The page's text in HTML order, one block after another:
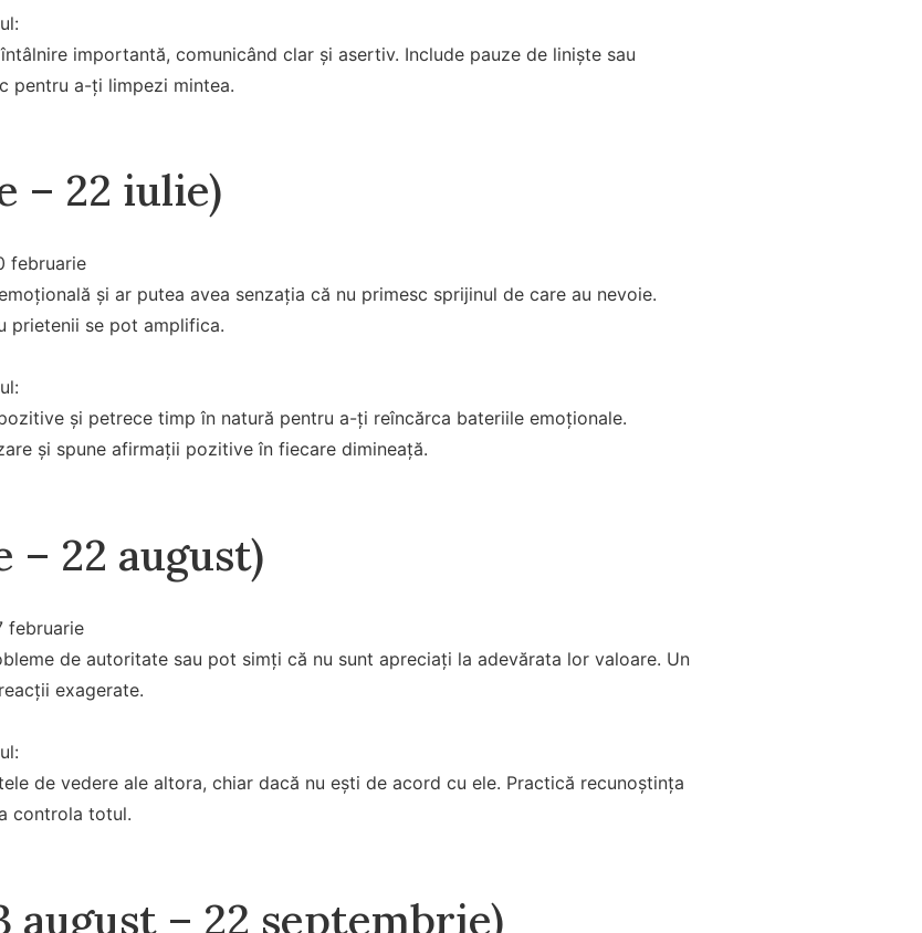
importantă, comunicând clar și asertiv. Include pauze de liniște sau
pentru a-ți limpezi mintea.
– 22 iulie)
februarie
și ar putea avea senzația că nu primesc sprijinul de care au nevoie.
prietenii se pot amplifica.
și petrece timp în natură pentru a-ți reîncărca bateriile emoționale.
și spune afirmații pozitive în fiecare dimineață.
– 22 august)
februarie
de autoritate sau pot simți că nu sunt apreciați la adevărata lor valoare. Un
exagerate.
de vedere ale altora, chiar dacă nu ești de acord cu ele. Practică recunoștința
controla totul.
august – 22 septembrie)